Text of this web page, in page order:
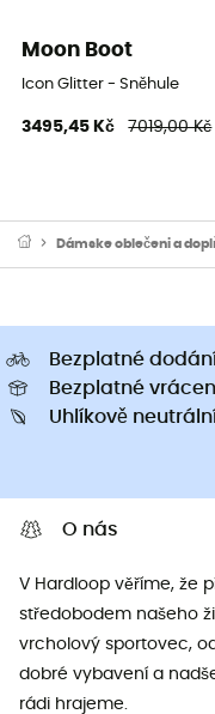
Moon Boot
Icon Glitter - Sněhule
3495,45 Kč 7019,00 Kč
Dámske oblečeni a
Bezplatné
Bezplatné
Uhlíkově neutrální
O nás
V Hardloop věříme, že
středobodem našeho
vrcholový sportovec,
dobré vybavení a
rádi hrajeme.